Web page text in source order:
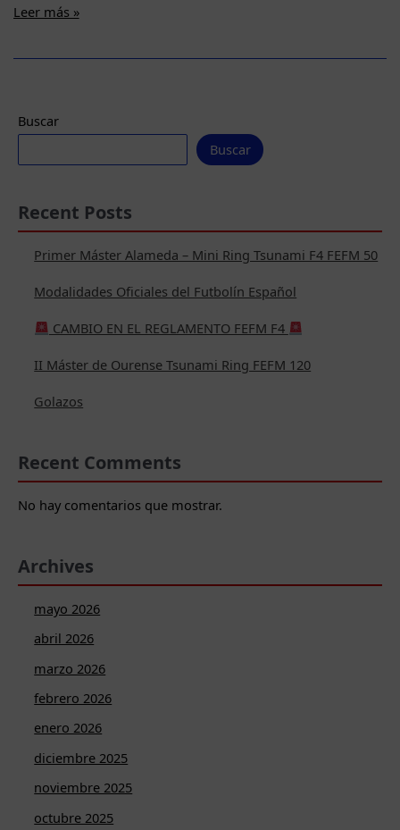
Tour
Sistema
Oficial
de
Leer más »
Buscar
Buscar
Recent Posts
Primer Máster Alameda – Mini Ring Tsunami F4 FEFM 50
Modalidades Oficiales del Futbolín Español
CAMBIO EN EL REGLAMENTO FEFM F4
II Máster de Ourense Tsunami Ring FEFM 120
Golazos
Recent Comments
No hay comentarios que mostrar.
Archives
mayo 2026
abril 2026
marzo 2026
febrero 2026
enero 2026
diciembre 2025
noviembre 2025
octubre 2025